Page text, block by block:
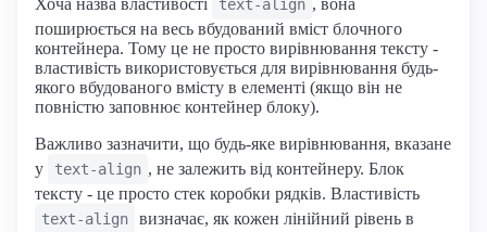
text-align
поширюється на весь вбудований вміст блочного
контейнера. Тому це не просто вирівнювання тексту -
властивість використовується для вирівнювання будь-
якого вбудованого вмісту в елементі (якщо він не
повністю заповнює контейнер блоку).
Важливо зазначити, що будь-яке вирівнювання, вказане
у
text-align , не залежить від контейнеру. Блок
тексту - це просто стек коробки рядків. Властивість
text-align
визначає, як кожен лінійний рівень в